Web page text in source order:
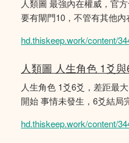
人類圖 最強內在權威，官
要有閘門10，不管有其他內
hd.thiskeep.work/content/
人類圖 人生角色 1爻
人生角色 1爻6爻，差距最
開始 事情未發生，6爻結局
hd.thiskeep.work/content/